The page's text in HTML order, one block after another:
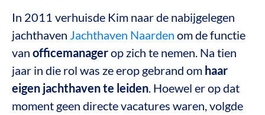
In 2011 verhuisde Kim naar de nabijgelegen
jachthaven Jachthaven Naarden om de functie
van officemanagerop zich te nemen. Na tien
jaar in die rol was ze erop gebrand om haar
eigen jachthaven te leiden. Hoewel er op dat
moment geen directe vacatures waren, volgde